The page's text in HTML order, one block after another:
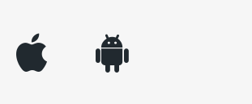
appleinc android